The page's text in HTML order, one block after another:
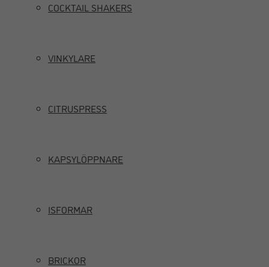
COCKTAIL SHAKERS
VINKYLARE
CITRUSPRESS
KAPSYLÖPPNARE
ISFORMAR
BRICKOR